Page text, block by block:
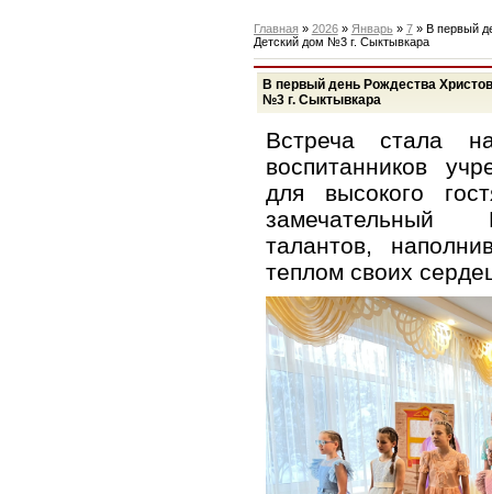
Главная » 2026 » Январь » 7» В первый
Детский дом №3 г. Сыктывкара
В первый день Рождества
№3 г. Сыктывкара
Встреча стала
воспитанников
для высокого
замечательный
талантов,
теплом своих